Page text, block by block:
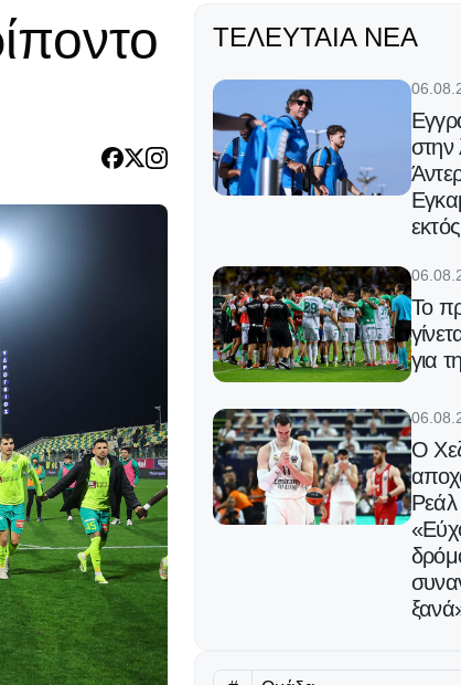
ΤΕΛΕΥΤΑΊΑ ΝΈΑ
στην
Το
για
Ο
Ρεάλ